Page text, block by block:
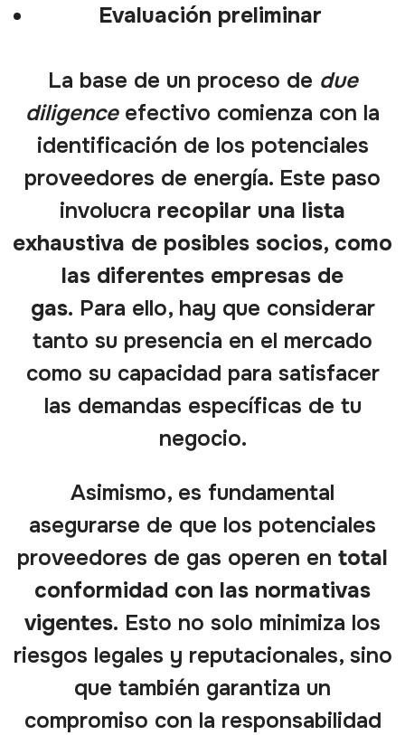
Evaluación preliminar
La base de un proceso de due
diligenceefectivo comienza con la
identificación de los potenciales
proveedores de energía. Este paso
involucra recopilar una lista
exhaustiva de posibles socios, como
las diferentes empresas de
gas. Para ello, hay que considerar
tanto su presencia en el mercado
como su capacidad para satisfacer
las demandas específicas de tu
negocio.
Asimismo, es fundamental
asegurarse de que los potenciales
proveedores de gas operen en total
conformidad con las normativas
vigentes. Esto no solo minimiza los
riesgos legales y reputacionales, sino
que también garantiza un
compromiso con la responsabilidad